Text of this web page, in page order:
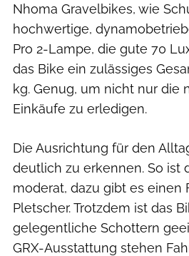
Nhoma Gravelbikes, wie
hochwertige,
Pro 2-Lampe, die gute 70
das Bike ein zulässiges
kg. Genug, um nicht nur die
Einkäufe zu erledigen.
Die Ausrichtung für den
deutlich zu erkennen. So ist
moderat, dazu gibt es einen
Pletscher. Trotzdem ist das
gelegentliche Schottern
GRX-Ausstattung stehen